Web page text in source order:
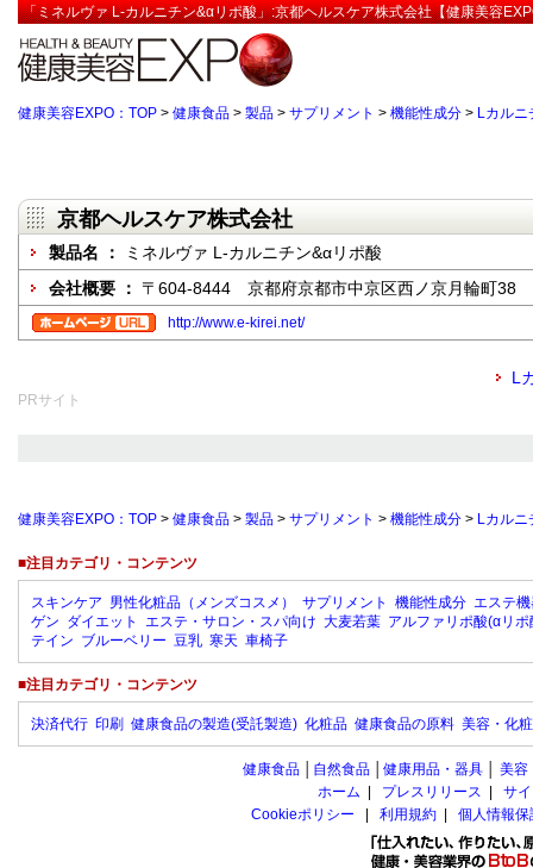
「ミネルヴァ L-カルニチン&αリポ酸」:京都ヘルスケア株式会社【健康美容
健康美容EXPO：TOP > 健康食品 > 製品 > サプリメント > 機能性成分 > Lカルニ
京都ヘルスケア株式会社
製品名 ：
ミネルヴァ L-カルニチン&αリポ酸
会社概要 ： 〒604-8444 京都府京都市中京区西ノ京月輪町38
http://www.e-kirei.net/
L
PRサイト
健康美容EXPO：TOP > 健康食品 > 製品 > サプリメント > 機能性成分 > Lカルニ
■注目カテゴリ・コンテンツ
スキンケア 男性化粧品（メンズコスメ） サプリメント 機能性成分 エステ
ゲン ダイエット エステ・サロン・スパ向け 大麦若葉 アルファリポ酸(αリポ
テイン ブルーベリー 豆乳 寒天 車椅子
■注目カテゴリ・コンテンツ
決済代行 印刷 健康食品の製造(受託製造) 化粧品 健康食品の原料 美容・化
健康食品 自然食品 健康用品・器具 美容
ホーム
プレスリリース
サ
Cookieポリシー
利用規約 個人情報